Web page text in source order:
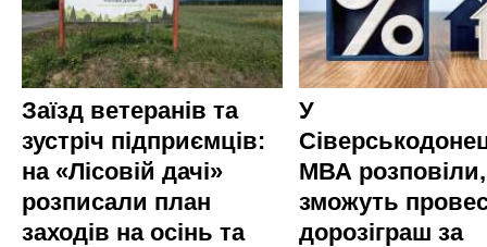
Заїзд ветеранів та
зустріч підприємців:
на «Лісовій дачі»
розписали план
заходів на осінь та
У
МВА
зможуть
дорозіграш за